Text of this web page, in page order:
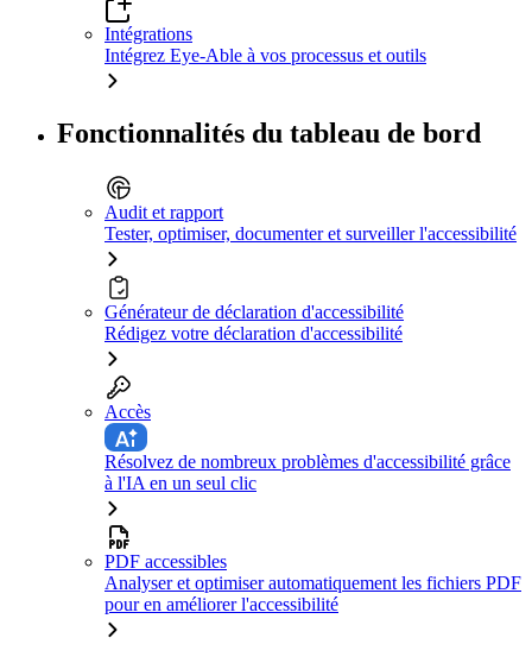
Intégrations
Intégrez Eye-Able à vos processus et outils
Fonctionnalités du tableau de bord
Audit et rapport
Tester, optimiser, documenter et surveiller l'accessibilité
Générateur de déclaration d'accessibilité
Rédigez votre déclaration d'accessibilité
Accès
Résolvez de nombreux problèmes d'accessibilité grâce
à l'IA en un seul clic
PDF accessibles
Analyser et optimiser automatiquement les fichiers PDF
pour en améliorer l'accessibilité